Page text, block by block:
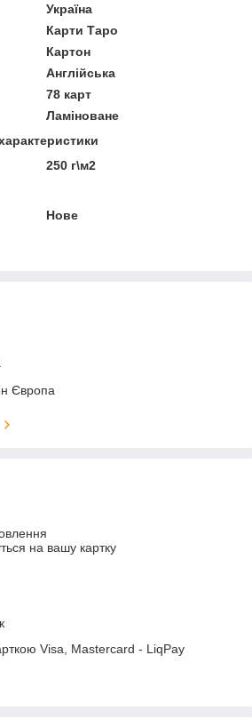
Україна
Карти Таро
Картон
Англійська
78 карт
Ламіноване
250 г\м2
Нове
Європа
на вашу картку
Visa, Mastercard - LiqPay